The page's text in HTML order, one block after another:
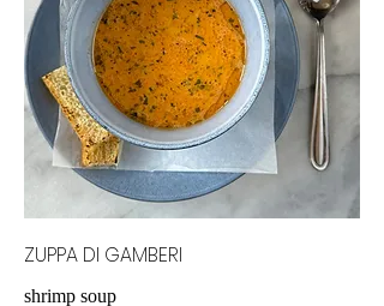
ZUPPA DI GAMBERI
shrimp soup